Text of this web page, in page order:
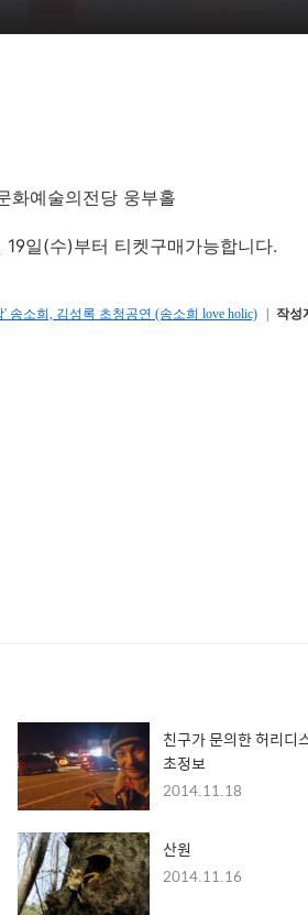
화예술의전당 웅부홀
일(수)부터 티켓구매가능합니다.
송소희, 김성록 초청공연 (송소희 love holic) 작성
친구가 문의한 허리디
초정보
2014.11.18
산원
2014.11.16